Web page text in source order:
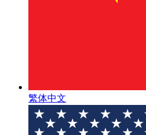
繁体中文